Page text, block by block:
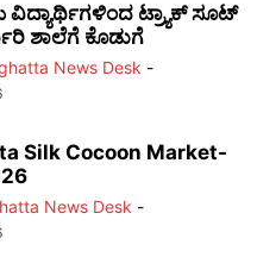
ಟ್ರ್ಯಾಕ್‌ ಸೂಟ್
ಶಾಲೆಗೆ ಕೊಡುಗೆ
News Desk -
Silk Cocoon Market-
News Desk -